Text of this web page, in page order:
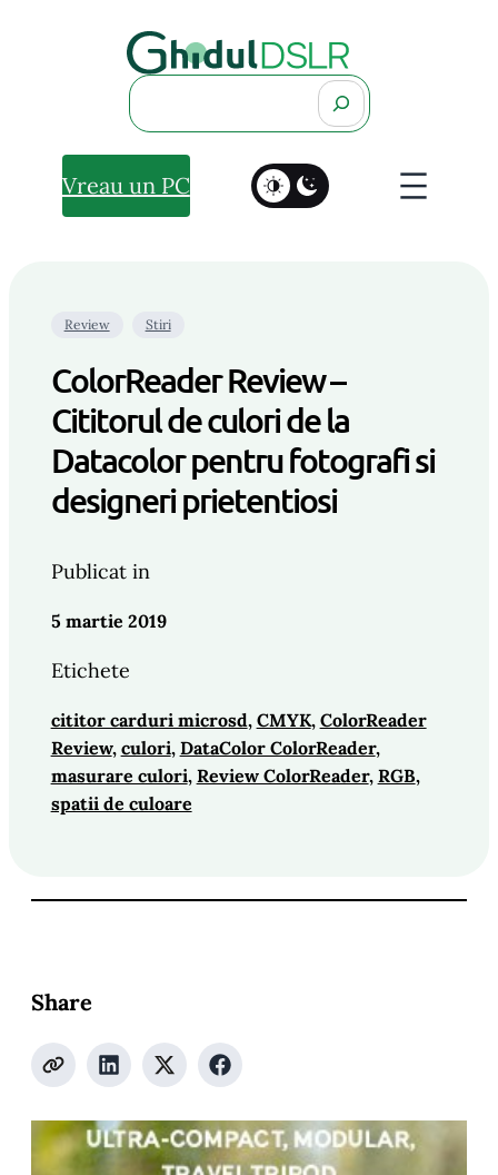
Search
Vreau un PC
Review Stiri
ColorReader Review –
Cititorul de culori de la
Datacolor pentru fotografi si
designeri prietentiosi
Publicat in
5 martie 2019
Etichete
cititor carduri microsd, CMYK, ColorReader
Review, culori, DataColor ColorReader ,
masurare culori, Review ColorReader, RGB ,
spatii de culoare
Share